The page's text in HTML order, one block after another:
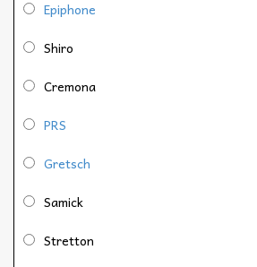
Epiphone
Shiro
Cremona
PRS
Gretsch
Samick
Stretton